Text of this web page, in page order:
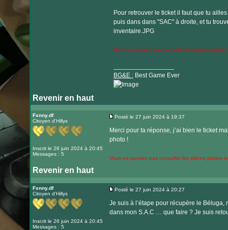
Pour retrouver le ticket il faut que tu
puis dans dans "SAC" à droite, et tu
inventaire.JPG
Vous ne pouvez pas consulter les pièces
BG&E :Best Game Ever
Revenir en haut
Visiter
le
internet
Fxnny.df
Citoyen d'Hillys
Inscrit le 26 juin 2024 à 20:45
Messages : 5
Posté le 27 juin 2024 à 19:37
Merci pour ta réponse, j’ai bien le ticket
photo !
Vous ne pouvez pas consulter les pièces jointes
Revenir en haut
Fxnny.df
Citoyen d'Hillys
Inscrit le 26 juin 2024 à 20:45
Messages : 5
Posté le 27 juin 2024 à 20:27
Je suis à l’étape pour récupère le
dans mon S.A.C … que faire ? Je suis